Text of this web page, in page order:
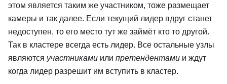
этом является таким же участником, тоже размещает
камеры и так далее. Если текущий лидер вдруг станет
недоступен, то его место тут же займёт кто то другой.
Так в кластере всегда есть лидер. Все остальные узлы
являются участниками или претендентами и ждут
когда лидер разрешит им вступить в кластер.